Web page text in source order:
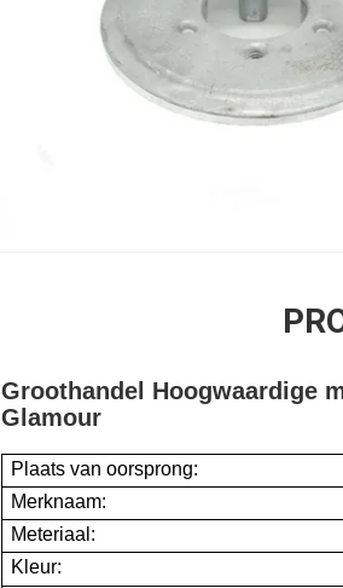
Groothandel Hoogwaardige
Glamour
Plaats van oorsprong:
Merknaam:
Meteriaal:
Kleur: